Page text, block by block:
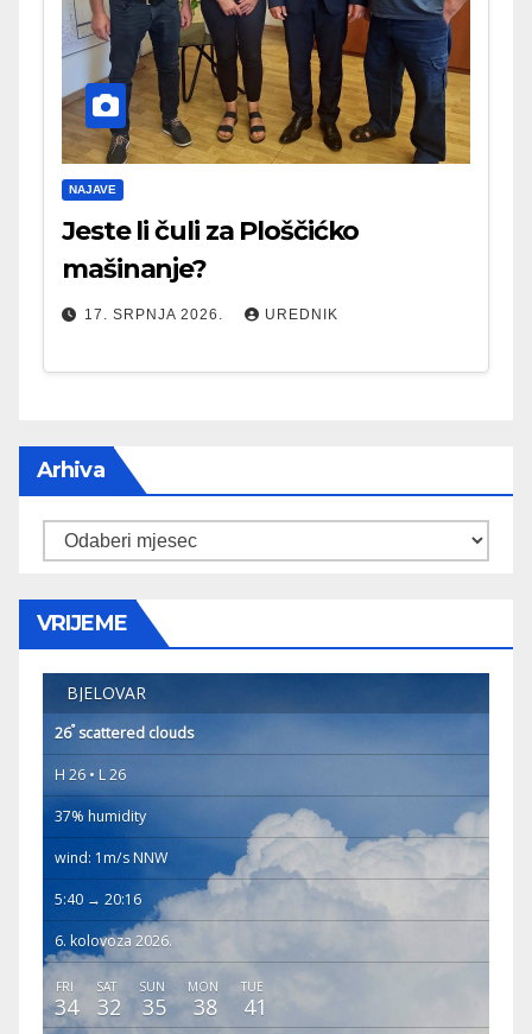
NAJAVE
Jeste li čuli za Ploščićko
mašinanje?
17. SRPNJA 2026. UREDNIK
Arhiva
Arhiva
VRIJEME
BJELOVAR
26°scattered clouds
H 26 • L 26
37% humidity
wind: 1m/s NNW
5:40 → 20:16
6. kolovoza 2026.
FRI
34
SAT
32
SUN
35
MON
38
TUE
41